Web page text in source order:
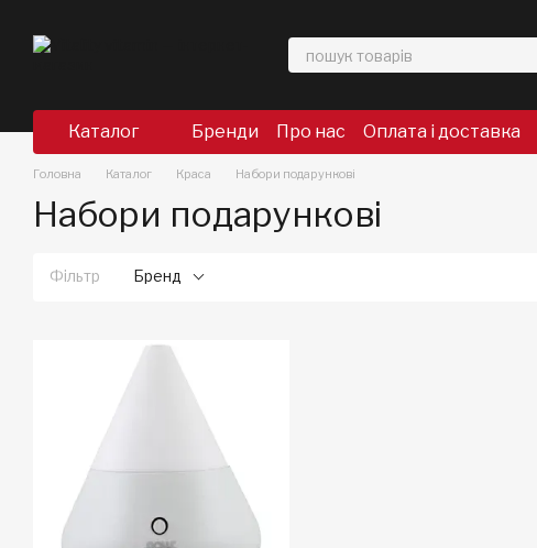
Каталог Бренди Про нас Оплата і доставка
Головна Каталог Краса Набори подарункові
Набори подарункові
Фільтр Бренд